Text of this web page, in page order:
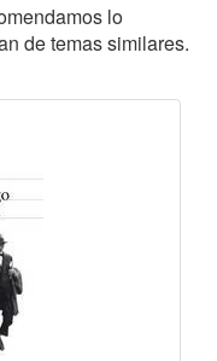
lo
de temas similares.